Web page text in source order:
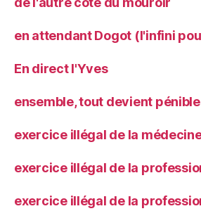
en attendant Dogot (l'infini
En direct l'Yves
ensemble, tout devient pénible
exercice illégal de la
exercice illégal de la
exercice illégal de la